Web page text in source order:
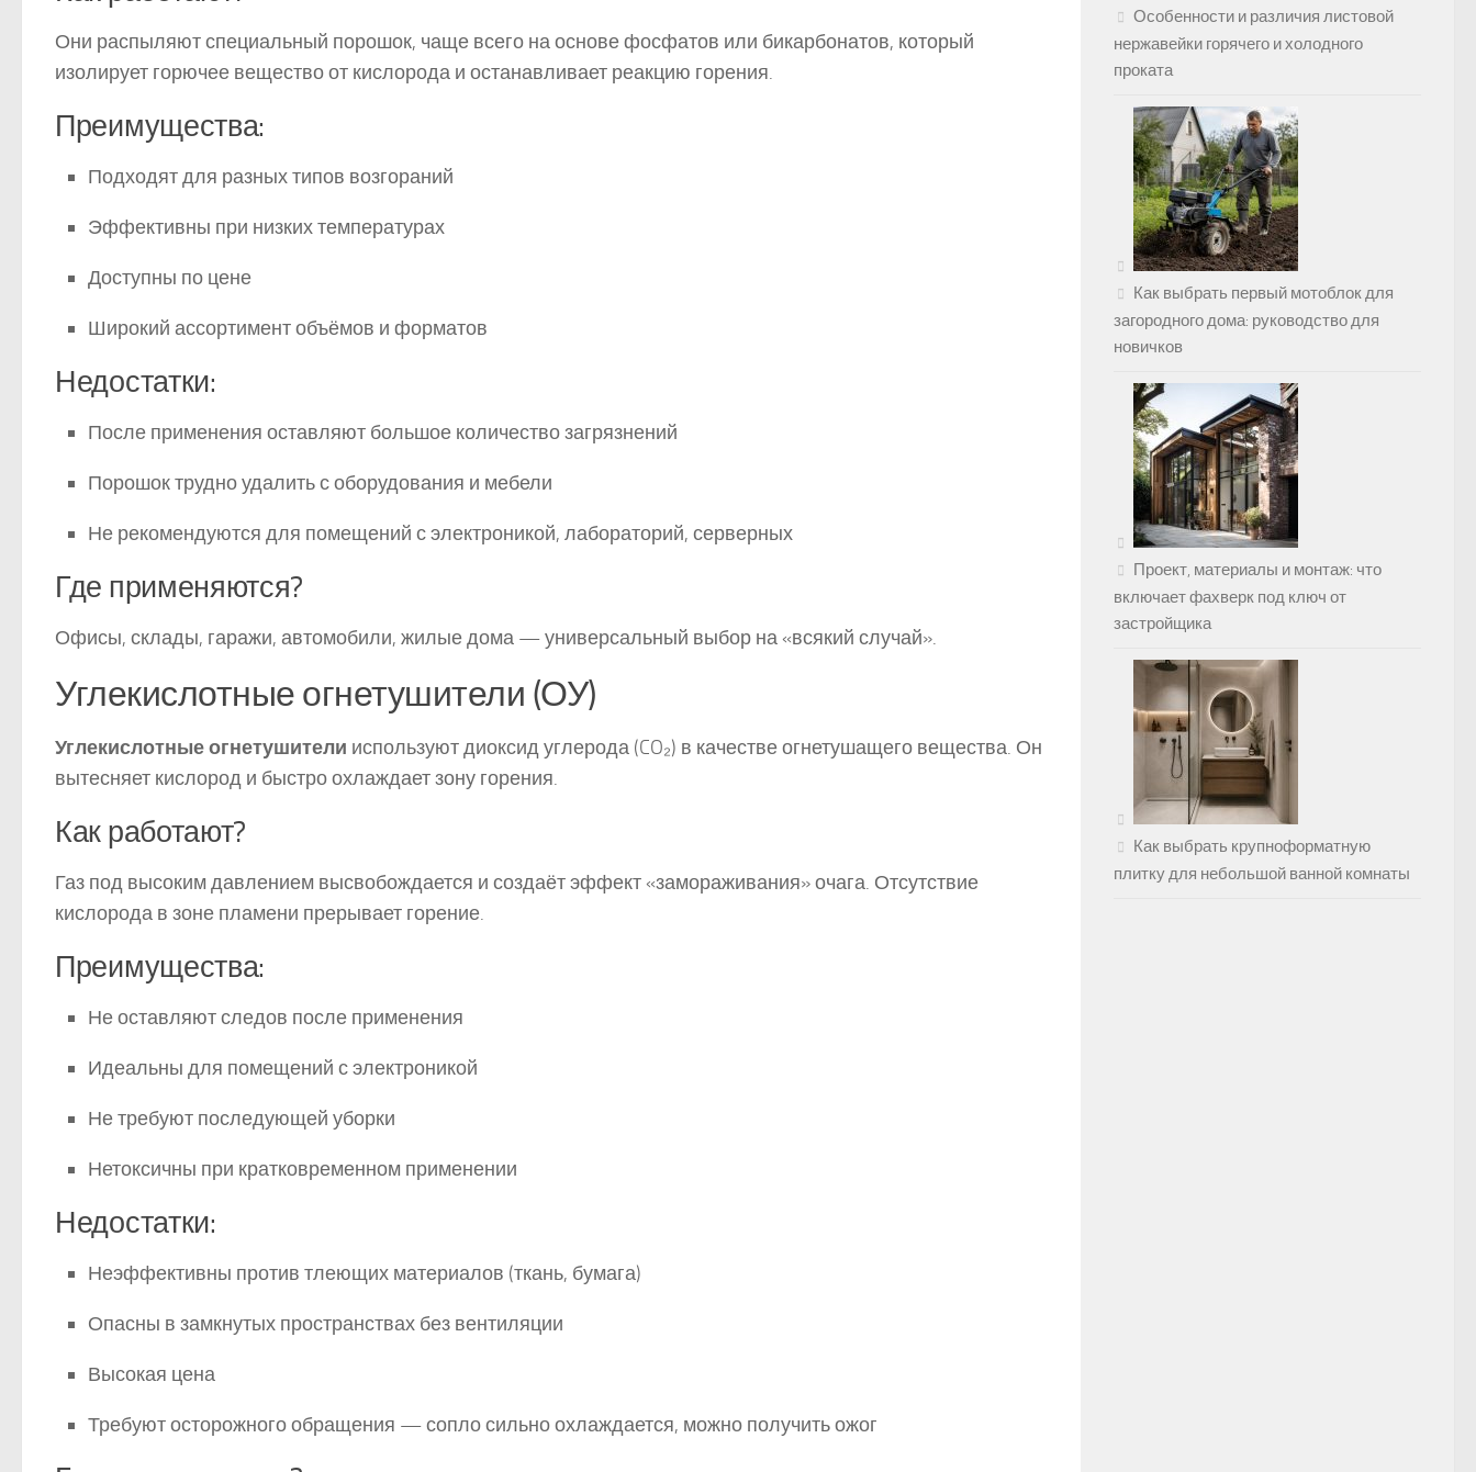
Они распыляют специальный порошок, чаще всего на основе фосфатов или бикарбонатов, который
изолирует горючее вещество от кислорода и останавливает реакцию горения.
Преимущества:
Подходят для разных типов возгораний
Эффективны при низких температурах
Доступны по цене
Широкий ассортимент объёмов и форматов
Недостатки:
После применения оставляют большое количество загрязнений
Порошок трудно удалить с оборудования и мебели
Не рекомендуются для помещений с электроникой, лабораторий, серверных
Где применяются?
Офисы, склады, гаражи, автомобили, жилые дома — универсальный выбор на «всякий случай».
Углекислотные огнетушители (ОУ)
Углекислотные огнетушители используют диоксид углерода (CO₂) в качестве огнетушащего вещества. Он
вытесняет кислород и быстро охлаждает зону горения.
Как работают?
Газ под высоким давлением высвобождается и создаёт эффект «замораживания» очага. Отсутствие
кислорода в зоне пламени прерывает горение.
Преимущества:
Не оставляют следов после применения
Идеальны для помещений с электроникой
Не требуют последующей уборки
Нетоксичны при кратковременном применении
Недостатки:
Неэффективны против тлеющих материалов (ткань, бумага)
Опасны в замкнутых пространствах без вентиляции
Высокая цена
Требуют осторожного обращения — сопло сильно охлаждается, можно получить ожог
Особенности и различия листовой
нержавейки горячего и холодного
проката
Как выбрать первый мотоблок для
загородного дома: руководство для
новичков
Проект, материалы и монтаж: что
включает фахверк под ключ от
застройщика
Как выбрать крупноформатную
плитку для небольшой ванной комнаты